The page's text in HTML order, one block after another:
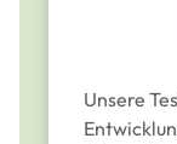
Unsere